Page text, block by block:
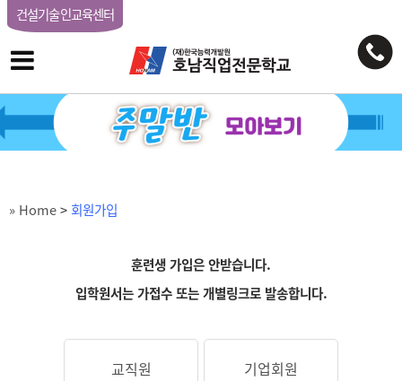
건설기술인교육센터
» Home> 회원가입
훈련생 가입은 안받습니다.
입학원서는 가접수 또는 개별링크로 발송합니다.
교직원 기업회원